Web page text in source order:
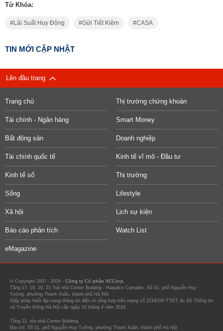
Từ Khóa:
Lãi Suất Huy Động Gửi Tiết Kiệm CASA
TIN MỚI CẬP NHẬT
Lên đầu trang
Trang chủ Thị trường chứng khoán
Tài chính - Ngân hàng Smart Money
Bất động sản Doanh nghiệp
Tài chính quốc tế Kinh tế vĩ mô - Đầu tư
Kinh tế số Thị trường
Sống Lifestyle
Xã hội Lịch sự kiện
Báo cáo phân tích Watch List
eMagazine
© Copyright 2007 - 2026 - Công ty Cổ phần VCCorp.
Tầng 17, 19, 20, 21 Toà nhà Center Building - Hapulico Complex, Số 01, phố Nguyễn Huy
Tưởng, phường Thanh Xuân, thành phố Hà Nội
Giấy phép thiết lập trang thông tin điện tử tổng hợp trên mạng số 2216/GP-TTĐT do Sở Thông tin
và Truyền thông Hà Nội cấp ngày 10 tháng 4 năm 2019.
Tầng 21, tòa nhà Center Building.
Địa chỉ: Số 01, phố Nguyễn Huy Tưởng, phường Thanh Xuân, thành phố Hà Nội